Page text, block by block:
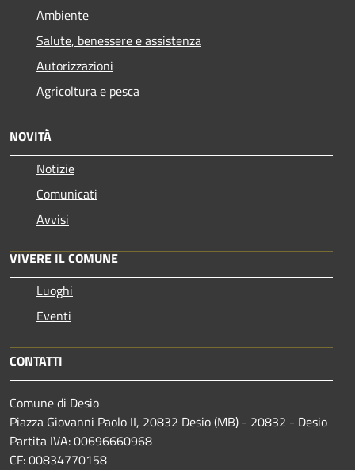
Ambiente
Salute, benessere e assistenza
Autorizzazioni
Agricoltura e pesca
NOVITÀ
Notizie
Comunicati
Avvisi
VIVERE IL COMUNE
Luoghi
Eventi
CONTATTI
Comune di Desio
Piazza Giovanni Paolo II, 20832 Desio (MB) - 20832 - Desio
Partita IVA: 00696660968
CF: 00834770158